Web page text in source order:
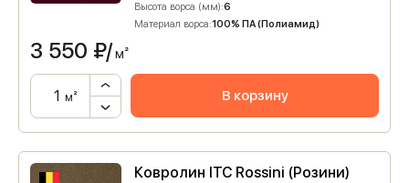
Высота ворса (мм):6
Материал ворса:100% ПА (Полиамид)
3 550 ₽/м²
м² В корзину
Ковролин ITC Rossini (Розини)